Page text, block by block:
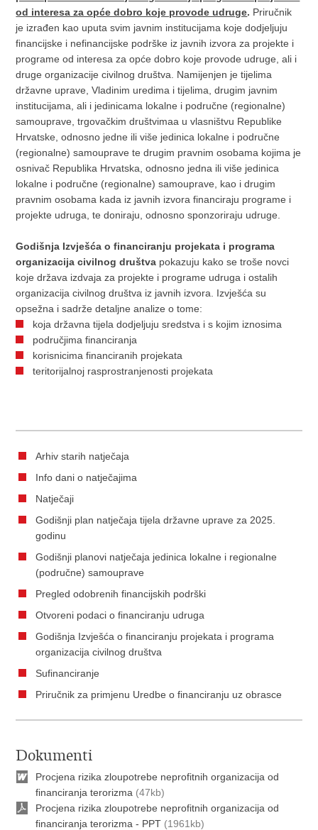
od interesa za opće dobro koje provode udruge. Priručnik
je izrađen kao uputa svim javnim institucijama koje dodjeljuju
financijske i nefinancijske podrške iz javnih izvora za projekte i
programe od interesa za opće dobro koje provode udruge, ali i
druge organizacije civilnog društva. Namijenjen je tijelima
državne uprave, Vladinim uredima i tijelima, drugim javnim
institucijama, ali i jedinicama lokalne i područne (regionalne)
samouprave, trgovačkim društvimaa u vlasništvu Republike
Hrvatske, odnosno jedne ili više jedinica lokalne i područne
(regionalne) samouprave te drugim pravnim osobama kojima je
osnivač Republika Hrvatska, odnosno jedna ili više jedinica
lokalne i područne (regionalne) samouprave, kao i drugim
pravnim osobama kada iz javnih izvora financiraju programe i
projekte udruga, te doniraju, odnosno sponzoriraju udruge.
Godišnja Izvješća o financiranju projekata i programa
organizacija civilnog društva pokazuju kako se troše novci
koje država izdvaja za projekte i programe udruga i ostalih
organizacija civilnog društva iz javnih izvora. Izvješća su
opsežna i sadrže detaljne analize o tome:
koja državna tijela dodjeljuju sredstva i s kojim iznosima
područjima financiranja
korisnicima financiranih projekata
teritorijalnoj rasprostranjenosti projekata
Arhiv starih natječaja
Info dani o natječajima
Natječaji
Godišnji plan natječaja tijela državne uprave za 2025.
godinu
Godišnji planovi natječaja jedinica lokalne i regionalne
(područne) samouprave
Pregled odobrenih financijskih podrški
Otvoreni podaci o financiranju udruga
Godišnja Izvješća o financiranju projekata i programa
organizacija civilnog društva
Sufinanciranje
Priručnik za primjenu Uredbe o financiranju uz obrasce
Dokumenti
Procjena rizika zloupotrebe neprofitnih organizacija od
financiranja terorizma (47kb)
Procjena rizika zloupotrebe neprofitnih organizacija od
financiranja terorizma - PPT (1961kb)